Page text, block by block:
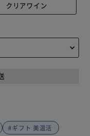
クリアワイン
#ギフト 美温活